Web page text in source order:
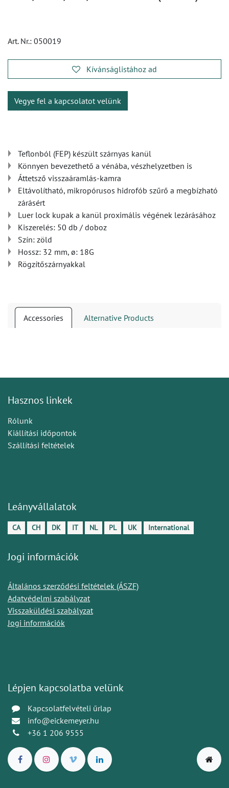
Art. Nr.: 050019
Kívánságlistához ad
Vegye fel a kapcsolatot velünk
Teflonból (FEP) készült szárnyas kanül
Könnyen bevezethető a vénába, vészhelyzetben is
Áttetsző visszaáramlás-kamra
Eltávolítható, mikropórusos hidrofób szűrő a megbízható
zárásért
Luer lock kupak a kanül proximális végének lezárásához
Kiszerelés: 50 db / doboz
Szín: zöld
Hossz: 32 mm, ø: 18G
Rögzítőszárnyakkal
Accessories Alternative Products
Hasznos linkek
Rólunk
Kiállítási időpontok
Szállítási feltételek
Leányvállalatok
CA CH DK IT NL PL UK International
Jogi információk
Általános szerződési feltételek (ÁSZF)
Adatvédelmi szabályzat
Visszaküldési szabályzat
Jogi információk
Lépjen kapcsolatba velünk
Kapcsolatfelvételi űrlap
info@eickemeyer.hu
+36 1 206 9555